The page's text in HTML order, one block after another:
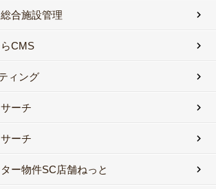
合施設管理
CMS
ィング
ーチ
ーチ
ー物件SC店舗ねっと